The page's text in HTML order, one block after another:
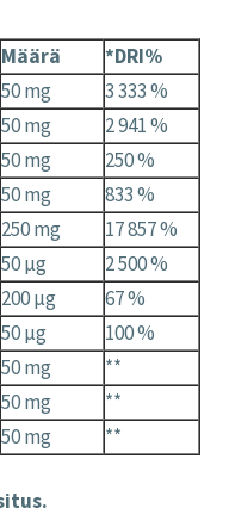
Määrä
*DRI%
50 mg
3 333 %
50 mg
2 941 %
50 mg
250 %
50 mg
833 %
250 mg
17 857 %
50 µg
2 500 %
200 µg
67 %
50 µg
100 %
50 mg
**
50 mg
**
50 mg **